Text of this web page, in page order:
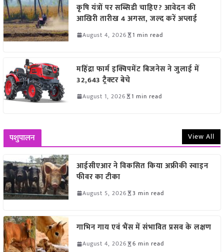
कृषि यंत्रों पर सब्सिडी चाहिए? आवेदन की
आखिरी तारीख 4 अगस्त, जल्द करें अप्लाई
August 4, 2026 1 min read
महिंद्रा फार्म इक्विपमेंट बिजनेस ने जुलाई में
32,643 ट्रैक्टर बेचे
August 1, 2026 1 min read
पशुपालन View All
आईसीएआर ने विकसित किया अफ्रीकी स्वाइन
फीवर का टीका
August 5, 2026 3 min read
गाभिन गाय एवं भैंस में संभावित प्रसव के लक्षण
August 4, 2026 6 min read